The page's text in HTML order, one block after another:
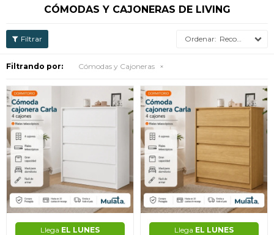
CÓMODAS Y CAJONERAS DE LIVING
Recomendados
Filtrando por: Cómodas y Cajoneras
Llega EL LUNES
Llega EL LUNES